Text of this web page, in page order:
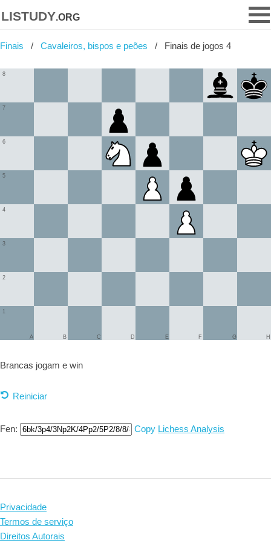
listudy.org
Finais Cavaleiros, bispos e peões Finais de jogos 4
1
2
3
4
5
6
7
8
A B C D E F G H
Brancas jogam e win
Reiniciar
Fen: Copy Lichess Analysis
Privacidade
Termos de serviço
Direitos Autorais